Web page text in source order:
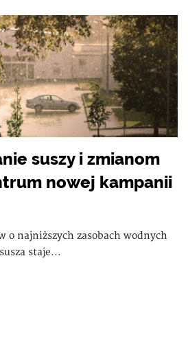
suszy i zmianom
nowej kampanii
o najniższych zasobach wodnych
staje...